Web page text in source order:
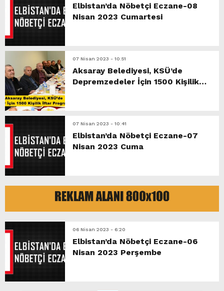
Elbistan’da Nöbetçi Eczane-08
Nisan 2023 Cumartesi
07 Nisan 2023 - 10:51
Aksaray Belediyesi, KSÜ’de
Depremzedeler İçin 1500 Kişilik
07 Nisan 2023 - 10:41
Elbistan’da Nöbetçi Eczane-07
Nisan 2023 Cuma
06 Nisan 2023 - 6:20
Elbistan’da Nöbetçi Eczane-06
Nisan 2023 Perşembe